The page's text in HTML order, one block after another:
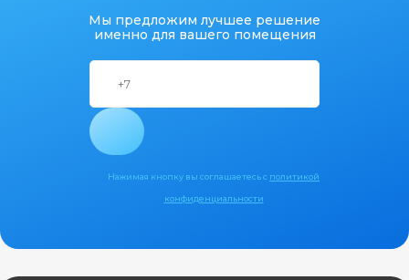
Мы предложим лучшее решение
именно для вашего помещения
Нажимая кнопку вы соглашаетесь с политикой
конфиденциальности